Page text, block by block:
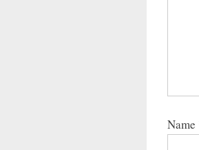
Name